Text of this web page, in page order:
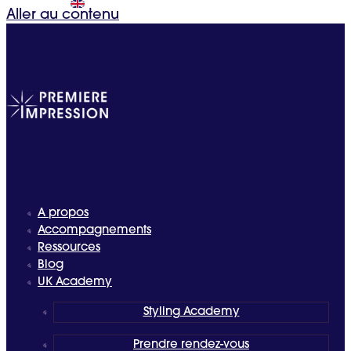
Aller au contenu
A propos
Accompagnements
Ressources
Blog
UK Academy
Styling Academy
Prendre rendez-vous